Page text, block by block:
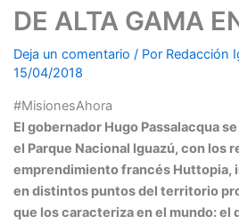
DE ALTA GAMA
Deja un comentario / Por Redacción
15/04/2018
#MisionesAhora
El gobernador Hugo Passalacqua
el Parque Nacional Iguazú, con los
emprendimiento francés Huttopia,
en distintos puntos del territorio
que los caracteriza en el mundo: el